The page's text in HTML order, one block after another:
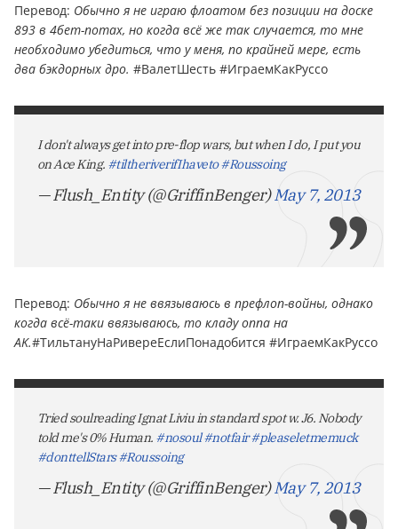
Пepевoд: Обычно я не играю флоатом без позиции на доске
893 в 4бет-потах, но когда всё же так случается, то мне
необходимо убедиться, что у меня, по крайней мере, есть
два бэкдорных дро. #ВалетШесть #ИграемКакРуссо
I don't always get into pre-flop wars, but when I do, I put you
on Ace King. #tiltheriverifIhaveto#Roussoing
— Flush_Entity (@GriffinBenger)May 7, 2013
Пepевoд: Обычно я не ввязываюсь в префлоп-войны, однако
когда всё-таки ввязываюсь, то кладу оппа на
AK.#ТильтануНаРивереЕслиПонадобится #ИграемКакРуссо
Tried soulreading Ignat Liviu in standard spot w. J6. Nobody
told me's 0% Human. #nosoul#notfair#pleaseletmemuck
#donttellStars#Roussoing
— Flush_Entity (@GriffinBenger)May 7, 2013